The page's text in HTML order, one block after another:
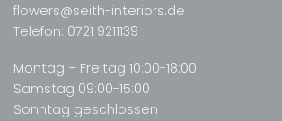
flowers@seith-interiors.de
Telefon: 0721 9211139
Montag – Freitag 10:00-18:00
Samstag 09:00-15:00
Sonntag geschlossen